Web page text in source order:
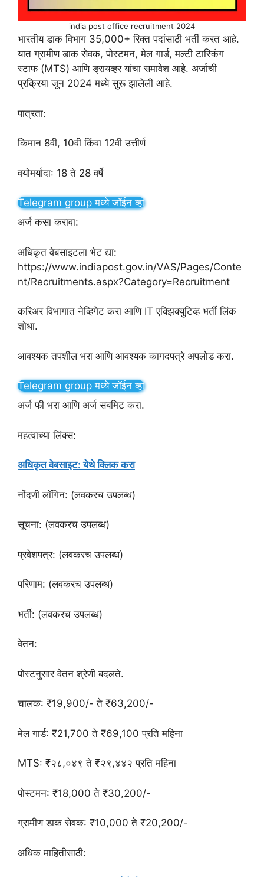
india post office recruitment 2024
भारतीय डाक विभाग 35,000+ रिक्त पदांसाठी भर्ती करत आहे.
यात ग्रामीण डाक सेवक, पोस्टमन, मेल गार्ड, मल्टी टास्किंग
स्टाफ (MTS) आणि ड्रायव्हर यांचा समावेश आहे. अर्जाची
प्रक्रिया जून 2024 मध्ये सुरू झालेली आहे.
पात्रता:
किमान 8वी, 10वी किंवा 12वी उत्तीर्ण
वयोमर्यादा: 18 ते 28 वर्षे
Telegram group मध्ये जॉईन व्हा
अर्ज कसा करावा:
अधिकृत वेबसाइटला भेट द्या:
https://www.indiapost.gov.in/VAS/Pages/Conte
nt/Recruitments.aspx?Category=Recruitment
करिअर विभागात नेव्हिगेट करा आणि IT एक्झिक्युटिव्ह भर्ती लिंक
शोधा.
आवश्यक तपशील भरा आणि आवश्यक कागदपत्रे अपलोड करा.
Telegram group मध्ये जॉईन व्हा
अर्ज फी भरा आणि अर्ज सबमिट करा.
महत्वाच्या लिंक्स:
अधिकृत वेबसाइट: येथे क्लिक करा
नोंदणी लॉगिन: (लवकरच उपलब्ध)
सूचना: (लवकरच उपलब्ध)
प्रवेशपत्र: (लवकरच उपलब्ध)
परिणाम: (लवकरच उपलब्ध)
भर्ती: (लवकरच उपलब्ध)
वेतन:
पोस्टनुसार वेतन श्रेणी बदलते.
चालक: ₹19,900/- ते ₹63,200/-
मेल गार्ड: ₹21,700 ते ₹69,100 प्रति महिना
MTS: ₹२८,०४९ ते ₹२९,४४२ प्रति महिना
पोस्टमन: ₹18,000 ते ₹30,200/-
ग्रामीण डाक सेवक: ₹10,000 ते ₹20,200/-
अधिक माहितीसाठी: